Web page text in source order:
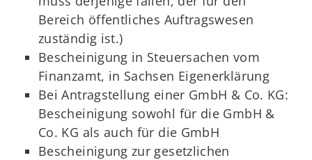
Bereich öffentliches Auftragswesen
zuständig ist.)
Bescheinigung in Steuersachen vom
Finanzamt, in Sachsen Eigenerklärung
Bei Antragstellung einer GmbH & Co. KG:
Bescheinigung sowohl für die GmbH &
Co. KG als auch für die GmbH
Bescheinigung zur gesetzlichen